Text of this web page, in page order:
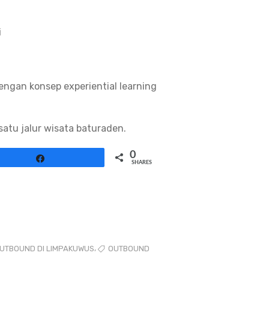
konsep experiential learning
jalur wisata baturaden.
0
SHARES
DI LIMPAKUWUS, OUTBOUND